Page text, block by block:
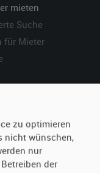
mieten
Suche
für Mieter
zu optimieren
nicht wünschen,
nur
der